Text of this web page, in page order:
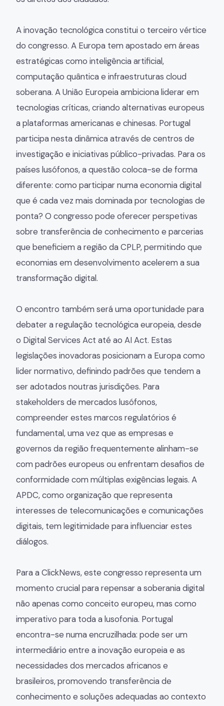
A inovação tecnológica constitui o terceiro vértice
do congresso. A Europa tem apostado em áreas
estratégicas como inteligência artificial,
computação quântica e infraestruturas cloud
soberana. A União Europeia ambiciona liderar em
tecnologias críticas, criando alternativas europeus
a plataformas americanas e chinesas. Portugal
participa nesta dinâmica através de centros de
investigação e iniciativas público-privadas. Para os
países lusófonos, a questão coloca-se de forma
diferente: como participar numa economia digital
que é cada vez mais dominada por tecnologias de
ponta? O congresso pode oferecer perspetivas
sobre transferência de conhecimento e parcerias
que beneficiem a região da CPLP, permitindo que
economias em desenvolvimento acelerem a sua
transformação digital.
O encontro também será uma oportunidade para
debater a regulação tecnológica europeia, desde
o Digital Services Act até ao AI Act. Estas
legislações inovadoras posicionam a Europa como
lider normativo, definindo padrões que tendem a
ser adotados noutras jurisdições. Para
stakeholders de mercados lusófonos,
compreender estes marcos regulatórios é
fundamental, uma vez que as empresas e
governos da região frequentemente alinham-se
com padrões europeus ou enfrentam desafios de
conformidade com múltiplas exigências legais. A
APDC, como organização que representa
interesses de telecomunicações e comunicações
digitais, tem legitimidade para influenciar estes
diálogos.
Para a ClickNews, este congresso representa um
momento crucial para repensar a soberania digital
não apenas como conceito europeu, mas como
imperativo para toda a lusofonia. Portugal
encontra-se numa encruzilhada: pode ser um
intermediário entre a inovação europeia e as
necessidades dos mercados africanos e
brasileiros, promovendo transferência de
conhecimento e soluções adequadas ao contexto